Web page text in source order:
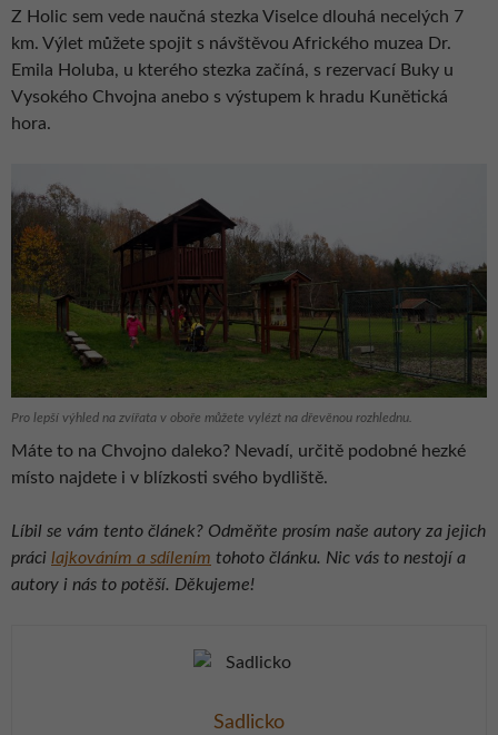
Z Holic sem vede naučná stezka Viselce dlouhá necelých 7
km. Výlet můžete spojit s návštěvou Afrického muzea Dr.
Emila Holuba, u kterého stezka začíná, s rezervací Buky u
Vysokého Chvojna anebo s výstupem k hradu Kunětická
hora.
Pro lepší výhled na zvířata v oboře můžete vylézt na dřevěnou rozhlednu.
Máte to na Chvojno daleko? Nevadí, určitě podobné hezké
místo najdete i v blízkosti svého bydliště.
Líbil se vám tento článek? Odměňte prosím naše autory za jejich
práci lajkováním a sdílením tohoto článku. Nic vás to nestojí a
autory i nás to potěší. Děkujeme!
Sadlicko